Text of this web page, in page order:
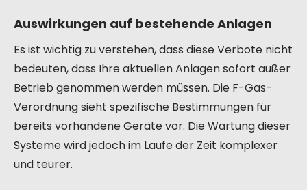
Auswirkungen auf bestehende Anlagen
Es ist wichtig zu verstehen, dass diese Verbote nicht
bedeuten, dass Ihre aktuellen Anlagen sofort außer
Betrieb genommen werden müssen. Die F-Gas-
Verordnung sieht spezifische Bestimmungen für
bereits vorhandene Geräte vor. Die Wartung dieser
Systeme wird jedoch im Laufe der Zeit komplexer
und teurer.